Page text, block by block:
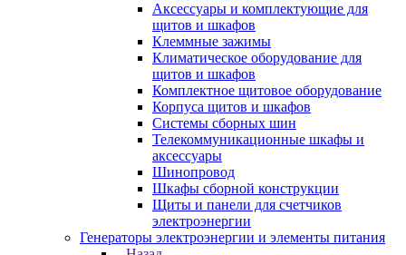
Аксессуары и комплектующие для
щитов и шкафов
Клеммные зажимы
Климатическое оборудование для
щитов и шкафов
Комплектное щитовое оборудование
Корпуса щитов и шкафов
Системы сборных шин
Телекоммуникационные шкафы и
аксессуары
Шинопровод
Шкафы сборной конструкции
Щиты и панели для счетчиков
электроэнергии
Генераторы электроэнергии и элементы питания